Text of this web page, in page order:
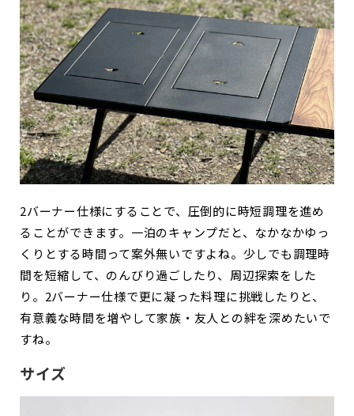
2バーナー仕様にすることで、圧倒的に時短調理を進め
ることができます。一泊のキャンプだと、なかなかゆっ
くりとする時間って案外無いですよね。少しでも調理時
間を短縮して、のんびり過ごしたり、周辺探索をした
り。 2バーナー仕様で更に凝った料理に挑戦したりと、
有意義な時間を増やして家族・友人との絆を深めたいで
すね。
サイズ